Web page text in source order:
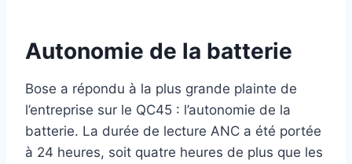
Autonomie de la batterie
Bose a répondu à la plus grande plainte de
l’entreprise sur le QC45 : l’autonomie de la
batterie. La durée de lecture ANC a été portée
à 24 heures, soit quatre heures de plus que les